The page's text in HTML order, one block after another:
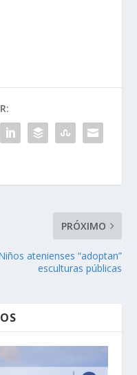
PRÓXIMO
atenienses “adoptan”
esculturas públicas